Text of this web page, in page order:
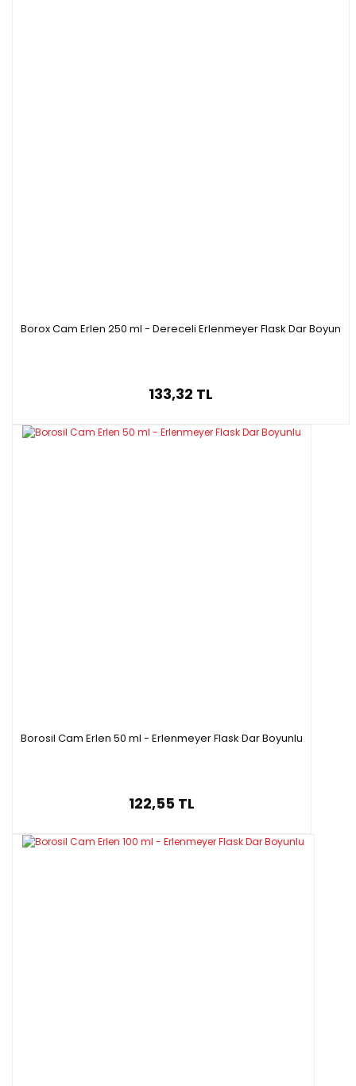
Borox Cam Erlen 250 ml - Dereceli Erlenmeyer Flask Dar Boyun
133,32 TL
Borosil Cam Erlen 50 ml - Erlenmeyer Flask Dar Boyunlu
122,55 TL